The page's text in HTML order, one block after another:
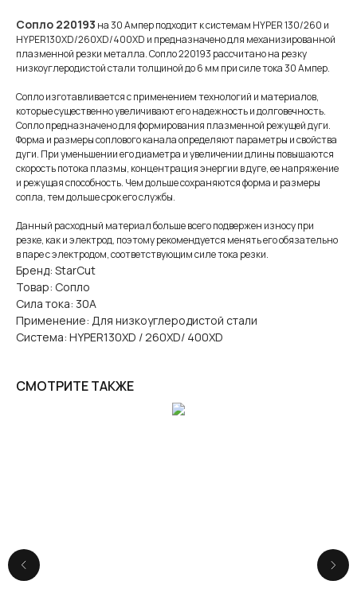
Сопло 220193 на 30 Ампер подходит к системам HYPER 130/260 и
HYPER130XD/260XD/400XD и предназначено для механизированной
плазменной резки металла. Сопло 220193 рассчитано на резку
низкоуглеродистой стали толщиной до 6 мм при силе тока 30 Ампер.
Сопло изготавливается с применением технологий и материалов,
которые существенно увеличивают его надежность и долговечность.
Сопло предназначено для формирования плазменной режущей дуги.
Форма и размеры соплового канала определяют параметры и свойства
дуги. При уменьшении его диаметра и увеличении длины повышаются
скорость потока плазмы, концентрация энергии в дуге, ее напряжение
и режущая способность. Чем дольше сохраняются форма и размеры
сопла, тем дольше срок его службы.
Данный расходный материал больше всего подвержен износу при
резке, как и электрод, поэтому рекомендуется менять его обязательно
в паре с электродом, соответствующим силе тока резки.
Бренд: StarCut
Товар: Сопло
Сила тока: 30А
Применение: Для низкоуглеродистой стали
Система: HYPER130XD / 260XD/ 400XD
СМОТРИТЕ ТАКЖЕ